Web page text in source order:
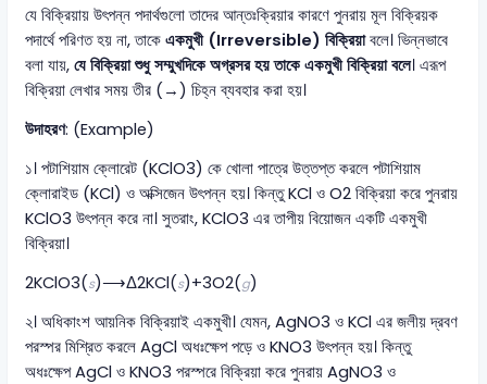
যে বিক্রিয়ায় উৎপন্ন পদার্থগুলো তাদের আন্তঃক্রিয়ার কারণে পুনরায় মূল বিক্রিয়ক
পদার্থে পরিণত হয় না, তাকেএকমুখী (Irreversible) বিক্রিয়াবলে। ভিন্নভাবে
বলা যায়,যে বিক্রিয়া শুধু সম্মুখদিকে অগ্রসর হয় তাকে একমুখী বিক্রিয়া বলে। এরূপ
বিক্রিয়া লেখার সময় তীর (→) চিহ্ন ব্যবহার করা হয়।
উদাহরণ: (Example)
১। পটাশিয়াম ক্লোরেট (KClO3​) কে খোলা পাত্রে উত্তপ্ত করলে পটাশিয়াম
ক্লোরাইড (KCl) ও অক্সিজেন উৎপন্ন হয়। কিন্তু KCl ও O2​ বিক্রিয়া করে পুনরায়
KClO3​ উৎপন্ন করে না। সুতরাং, KClO3​ এর তাপীয় বিয়োজন একটি একমুখী
বিক্রিয়া।
2KClO3​(s)⟶Δ​2KCl(s)+3O2​(g)
২। অধিকাংশ আয়নিক বিক্রিয়াই একমুখী। যেমন, AgNO3​ ও KCl এর জলীয় দ্রবণ
পরস্পর মিশ্রিত করলে AgCl অধঃক্ষেপ পড়ে ও KNO3​ উৎপন্ন হয়। কিন্তু
অধঃক্ষেপ AgCl ও KNO3​ পরস্পরে বিক্রিয়া করে পুনরায় AgNO3​ ও